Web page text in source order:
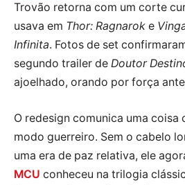
Trovão retorna com um corte
usava em Thor: Ragnarok e
Infinita. Fotos de set
segundo trailer de Doutor
ajoelhado, orando por força
O redesign comunica uma coisa
modo guerreiro. Sem o cabelo
uma era de paz relativa, ele
MCU conheceu na trilogia